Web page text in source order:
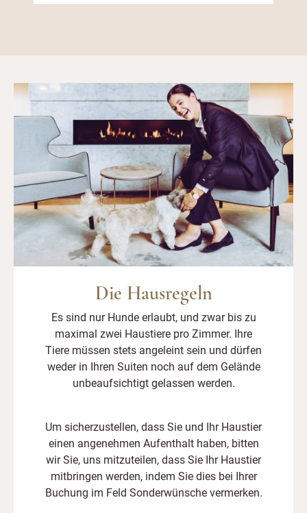
Die Hausregeln
Es sind nur Hunde erlaubt, und zwar bis zu
maximal zwei Haustiere pro Zimmer. Ihre
Tiere müssen stets angeleint sein und dürfen
weder in Ihren Suiten noch auf dem Gelände
unbeaufsichtigt gelassen werden.
Um sicherzustellen, dass Sie und Ihr Haustier
einen angenehmen Aufenthalt haben, bitten
wir Sie, uns mitzuteilen, dass Sie Ihr Haustier
mitbringen werden, indem Sie dies bei Ihrer
Buchung im Feld Sonderwünsche vermerken.